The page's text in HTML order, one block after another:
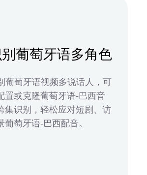
葡萄牙语多角色
葡萄牙语视频多说话人，可
置或克隆葡萄牙语-巴西音
集识别，轻松应对短剧、访
葡萄牙语-巴西配音。